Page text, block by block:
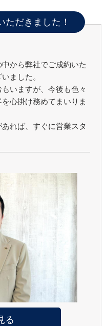
ただきました！
から弊社でご成約いた
ました。
いますが、今後も色々
心掛け務めてまいりま
れば、すぐに営業スタ
る